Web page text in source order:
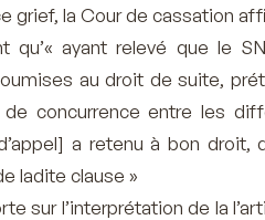
grief, la Cour de cassation
ayant relevé que le
au droit de suite,
concurrence entre les
a retenu à bon droit,
ladite clause »
sur l’interprétation de la